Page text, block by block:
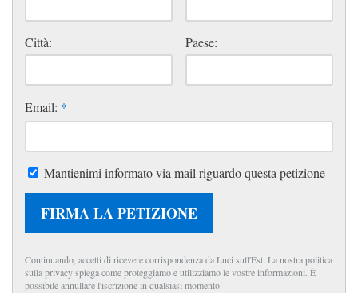
Città: Paese:
Email: *
Mantienimi informato via mail riguardo questa petizione
FIRMA LA PETIZIONE
Continuando, accetti di ricevere corrispondenza da Luci sull'Est. La nostra politica
sulla privacy spiega come proteggiamo e utilizziamo le vostre informazioni. È
possibile annullare l'iscrizione in qualsiasi momento.